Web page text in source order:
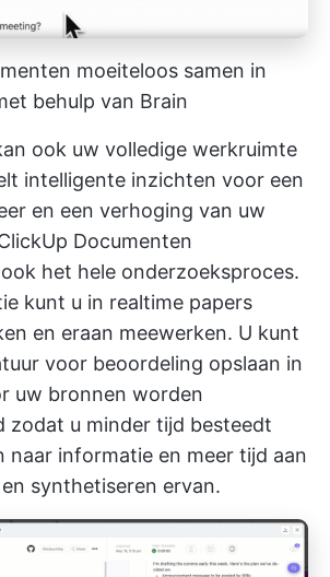
moeiteloos samen in
behulp van Brain
ook uw volledige werkruimte
intelligente inzichten voor een
en een verhoging van uw
Documenten
het hele onderzoeksproces.
kunt u in realtime papers
en eraan meewerken. U kunt
voor beoordeling opslaan in
uw bronnen worden
zodat u minder tijd besteedt
naar informatie en meer tijd aan
synthetiseren ervan.